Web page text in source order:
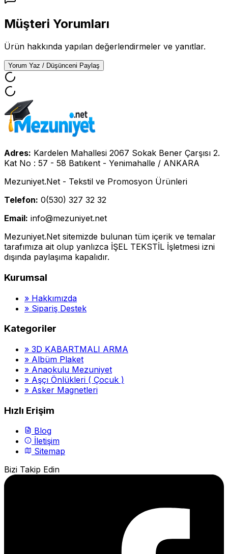
Müşteri Yorumları
Ürün hakkında yapılan değerlendirmeler ve yanıtlar.
Yorum Yaz / Düşünceni Paylaş
Adres: Kardelen Mahallesi 2067 Sokak Bener Çarşısı 2.
Kat No : 57 - 58 Batıkent - Yenimahalle / ANKARA
Mezuniyet.Net - Tekstil ve Promosyon Ürünleri
Telefon: 0(530) 327 32 32
Email: info@mezuniyet.net
Mezuniyet.Net sitemizde bulunan tüm içerik ve temalar
tarafımıza ait olup yanlızca İŞEL TEKSTİL İşletmesi izni
dışında paylaşıma kapalıdır.
Kurumsal
» Hakkımızda
» Sipariş Destek
Kategoriler
» 3D KABARTMALI ARMA
» Albüm Plaket
» Anaokulu Mezuniyet
» Aşçı Önlükleri ( Çocuk )
» Asker Magnetleri
Hızlı Erişim
Blog
İletişim
Sitemap
Bizi Takip Edin